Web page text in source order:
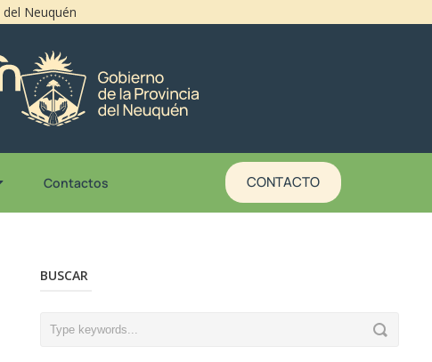
Neuquén
Contactos CONTACTO
BUSCAR